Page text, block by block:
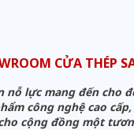
CỬA THÉP
nỗ lực mang đến cho
công nghệ cao
cộng đồng một